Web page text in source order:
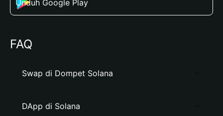
Unduh Google Play
FAQ
Swap di Dompet Solana
DApp di Solana